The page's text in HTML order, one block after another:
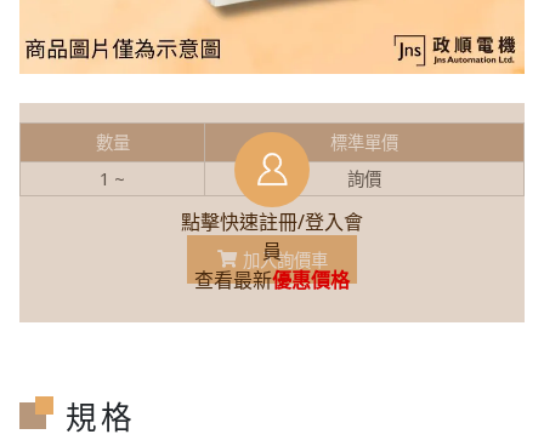
點擊快速註冊/登入會
員
查看最新優惠價格
數量
標準單價
1 ~
詢價
加入詢價車
規格